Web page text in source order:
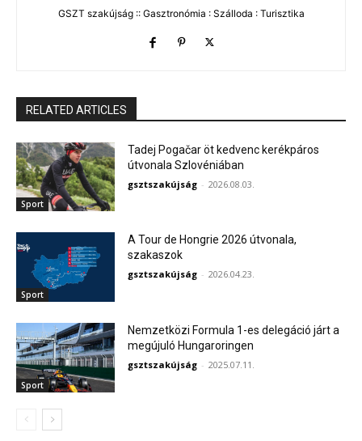
GSZT szakújság :: Gasztronómia : Szálloda : Turisztika
RELATED ARTICLES
Sport
Tadej Pogačar öt kedvenc kerékpáros
útvonala Szlovéniában
gsztszakújság - 2026.08.03.
Sport
A Tour de Hongrie 2026 útvonala,
szakaszok
gsztszakújság - 2026.04.23.
Sport
Nemzetközi Formula 1-es delegáció járt a
megújuló Hungaroringen
gsztszakújság - 2025.07.11.